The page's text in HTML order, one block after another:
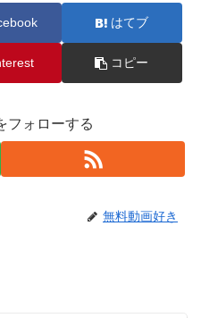
はてブ
コピー
フォローする
無料動画好き